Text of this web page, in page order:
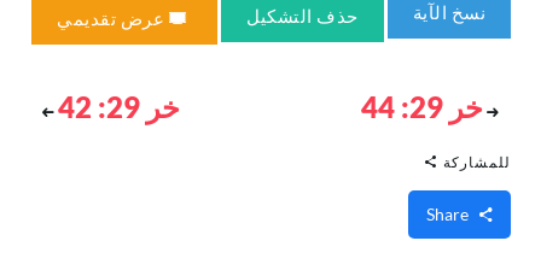
نسخ الآية حذف التشكيل عرض تقديمي
خر 29: 44 خر 29: 42
للمشاركة